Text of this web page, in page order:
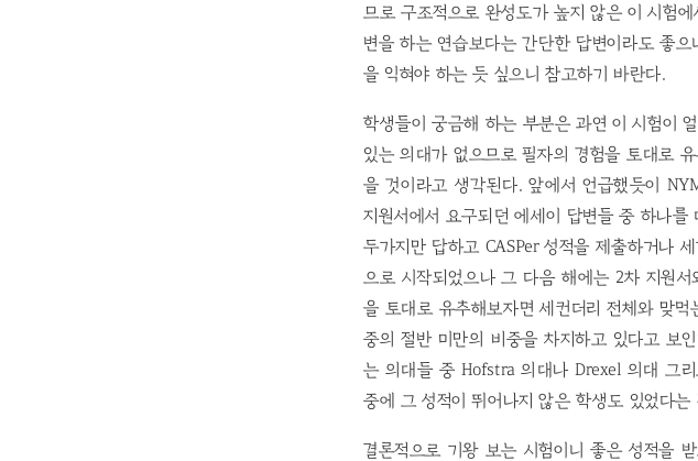
므로 구조적으로 완성도가 높지 않은 이 시험
변을 하는 연습보다는 간단한 답변이라도 좋
을 익혀야 하는 듯 싶으니 참고하기 바란다.
학생들이 궁금해 하는 부분은 과연 이 시험이
있는 의대가 없으므로 필자의 경험을 토대로
을 것이라고 생각된다. 앞에서 언급했듯이
지원서에서 요구되던 에세이 답변들 중 하나를
두가지만 답하고 CASPer 성적을 제출하거나
으로 시작되었으나 그 다음 해에는 2차 지원
을 토대로 유추해보자면 세컨더리 전체와 맞먹
중의 절반 미만의 비중을 차지하고 있다고 보
는 의대들 중 Hofstra 의대나 Drexel 의대 그리
중에 그 성적이 뛰어나지 않은 학생도 있었다는
결론적으로 기왕 보는 시험이니 좋은 성적을